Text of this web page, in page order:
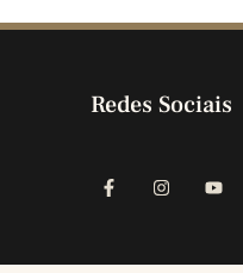
Redes Sociais